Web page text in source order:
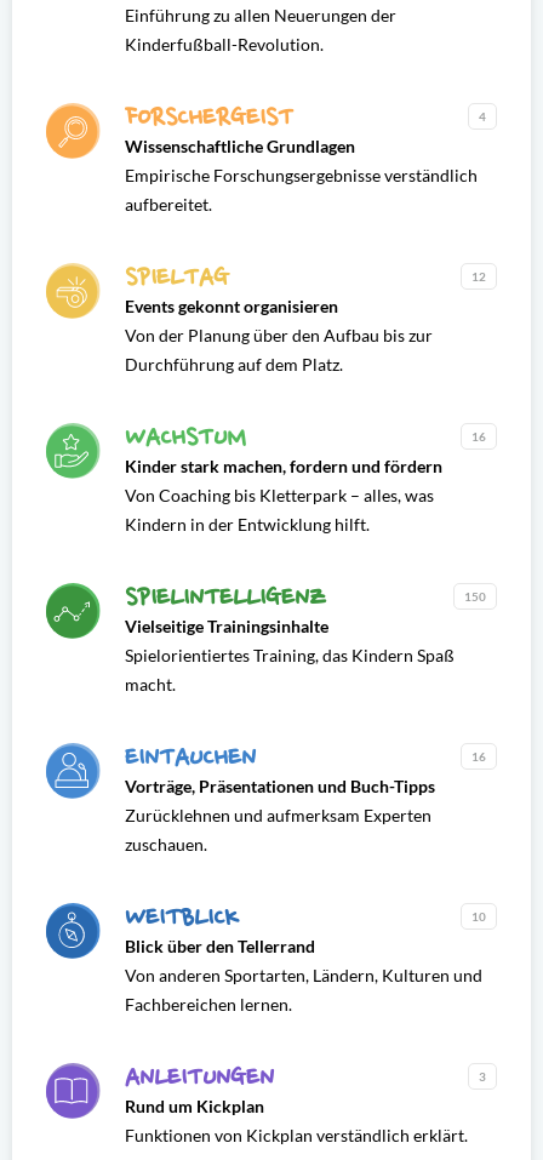
Einführung zu allen Neuerungen der
Kinderfußball-Revolution.
FORSCHERGEIST 4
Wissenschaftliche Grundlagen
Empirische Forschungsergebnisse verständlich
aufbereitet.
SPIELTAG 12
Events gekonnt organisieren
Von der Planung über den Aufbau bis zur
Durchführung auf dem Platz.
WACHSTUM 16
Kinder stark machen, fordern und fördern
Von Coaching bis Kletterpark – alles, was
Kindern in der Entwicklung hilft.
SPIELINTELLIGENZ 150
Vielseitige Trainingsinhalte
Spielorientiertes Training, das Kindern Spaß
macht.
EINTAUCHEN 16
Vorträge, Präsentationen und Buch-Tipps
Zurücklehnen und aufmerksam Experten
zuschauen.
WEITBLICK 10
Blick über den Tellerrand
Von anderen Sportarten, Ländern, Kulturen und
Fachbereichen lernen.
ANLEITUNGEN 3
Rund um Kickplan
Funktionen von Kickplan verständlich erklärt.